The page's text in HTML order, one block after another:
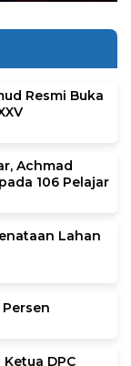
Resmi Buka
Achmad
106 Pelajar
Lahan
DPC